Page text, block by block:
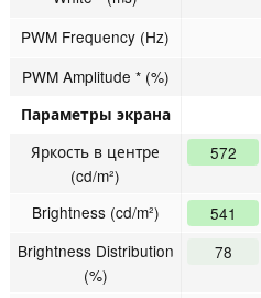
PWM Frequency (Hz)
PWM Amplitude * (%)
Параметры экрана
Яркость в центре
(cd/m²)
572
Brightness (cd/m²) 541
Brightness Distribution
(%)
78